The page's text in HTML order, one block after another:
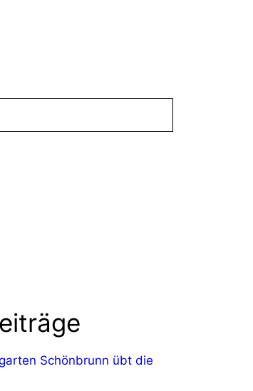
Schönbrunn übt die